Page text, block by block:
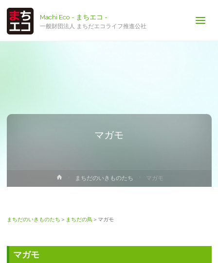
Machi Eco - まちエコ -
一般財団法人 まちだエコライフ推進公社
マガモ
ー
まちだのいきものたち マガモ
まちだのいきものたち ＞ まちだの鳥 ＞マガモ
マガモ